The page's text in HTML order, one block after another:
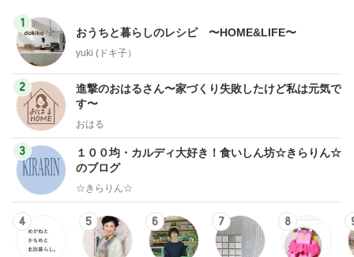
1
おうちと暮らしのレシピ 〜HOME&LIFE〜
yuki (ドキ子）
2
進撃のおはるさん〜家づくり失敗したけど私は元気で
す〜
おはる
3
１００均・カルディ大好き！食いしん坊☆きらりん☆
のブログ
☆きらりん☆
4 5 6 7 8